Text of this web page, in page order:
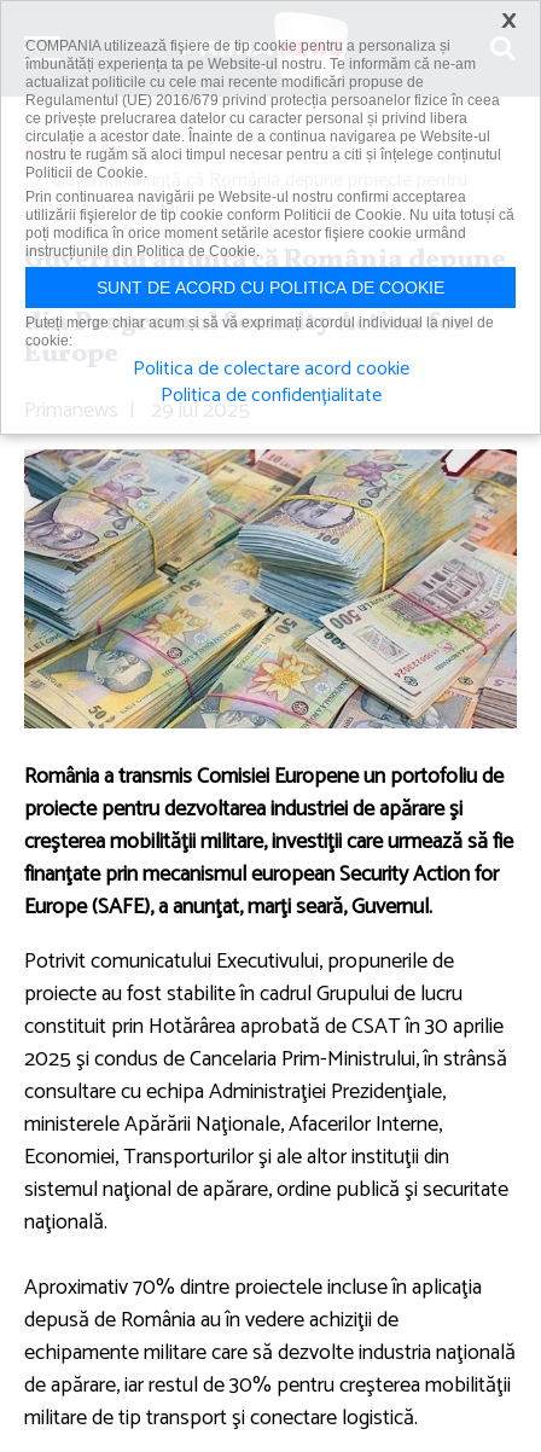
Acasă
Știri
Guvernul anunţă că România depune proiecte pentru
finanţare europeană...
Guvernul anunţă că România depune
proiecte pentru finanţare europeană
din Programul Security Action for
Europe
Primanews | 29 iul 2025
România a transmis Comisiei Europene un portofoliu de
proiecte pentru dezvoltarea industriei de apărare şi
creşterea mobilităţii militare, investiţii care urmează să fie
finanţate prin mecanismul european Security Action for
Europe (SAFE), a anunţat, marţi seară, Guvernul.
Potrivit comunicatului Executivului, propunerile de
proiecte au fost stabilite în cadrul Grupului de lucru
constituit prin Hotărârea aprobată de CSAT în 30 aprilie
2025 şi condus de Cancelaria Prim-Ministrului, în strânsă
consultare cu echipa Administraţiei Prezidenţiale,
ministerele Apărării Naţionale, Afacerilor Interne,
Economiei, Transporturilor şi ale altor instituţii din
sistemul naţional de apărare, ordine publică şi securitate
naţională.
Aproximativ 70% dintre proiectele incluse în aplicaţia
depusă de România au în vedere achiziţii de
echipamente militare care să dezvolte industria naţională
de apărare, iar restul de 30% pentru creşterea mobilităţii
militare de tip transport şi conectare logistică.
×
COMPANIA utilizează fişiere de tip cookie pentru a personaliza și
îmbunătăți experiența ta pe Website-ul nostru. Te informăm că ne-am
actualizat politicile cu cele mai recente modificări propuse de
Regulamentul (UE) 2016/679 privind protecția persoanelor fizice în ceea
ce privește prelucrarea datelor cu caracter personal și privind libera
circulație a acestor date. Înainte de a continua navigarea pe Website-ul
nostru te rugăm să aloci timpul necesar pentru a citi și înțelege conținutul
Politicii de Cookie.
Prin continuarea navigării pe Website-ul nostru confirmi acceptarea
utilizării fişierelor de tip cookie conform Politicii de Cookie. Nu uita totuși că
poți modifica în orice moment setările acestor fişiere cookie urmând
instrucțiunile din Politica de Cookie.
SUNT DE ACORD CU POLITICA DE COOKIE
Puteți merge chiar acum și să vă exprimați acordul individual la nivel de
cookie:
Politica de colectare acord cookie
Politica de confidențialitate